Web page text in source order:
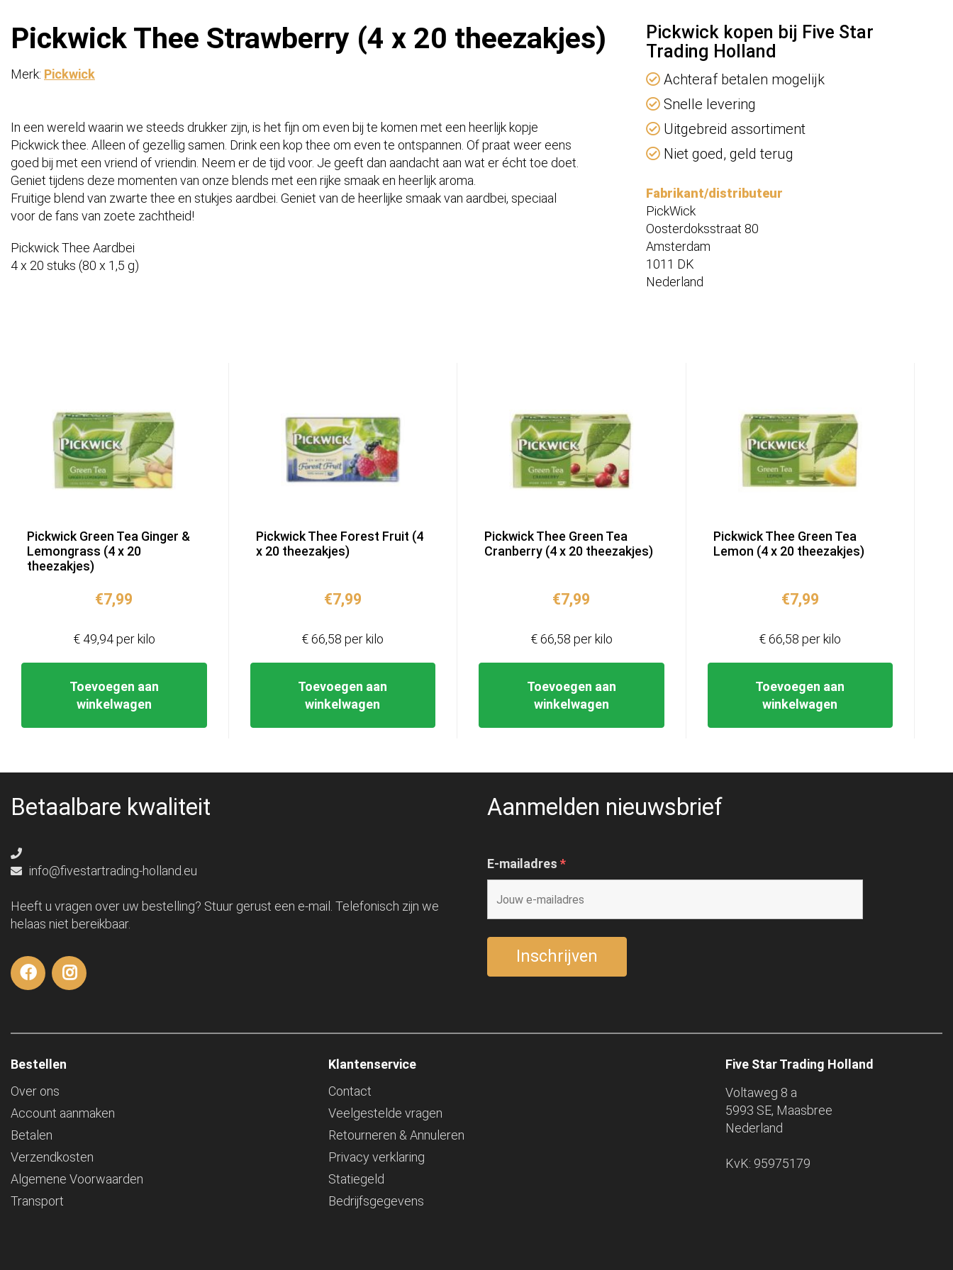
Pickwick Thee Strawberry (4 x 20 theezakjes)
Merk: Pickwick
In een wereld waarin we steeds drukker zijn, is het fijn om even bij te komen met een heerlijk kopje
Pickwick thee. Alleen of gezellig samen. Drink een kop thee om even te ontspannen. Of praat weer eens
goed bij met een vriend of vriendin. Neem er de tijd voor. Je geeft dan aandacht aan wat er écht toe doet.
Geniet tijdens deze momenten van onze blends met een rijke smaak en heerlijk aroma.
Fruitige blend van zwarte thee en stukjes aardbei. Geniet van de heerlijke smaak van aardbei, speciaal
voor de fans van zoete zachtheid!
Pickwick Thee Aardbei
4 x 20 stuks (80 x 1,5 g)
Pickwick kopen bij Five Star
Trading Holland
Achteraf betalen mogelijk
Snelle levering
Uitgebreid assortiment
Niet goed, geld terug
Fabrikant/distributeur
PickWick
Oosterdoksstraat 80
Amsterdam
1011 DK
Nederland
Pickwick Green Tea Ginger &
Lemongrass (4 x 20
theezakjes)
€7,99
Toevoegen aan
winkelwagen
€ 49,94 per kilo
Pickwick Thee Forest Fruit (4
x 20 theezakjes)
€7,99
Toevoegen aan
winkelwagen
€ 66,58 per kilo
Pickwick Thee Green Tea
Cranberry (4 x 20 theezakjes)
€7,99
Toevoegen aan
winkelwagen
€ 66,58 per kilo
Pickwick Thee Green Tea
Lemon (4 x 20 theezakjes)
€7,99
Toevoegen aan
winkelwagen
€ 66,58 per kilo
Betaalbare kwaliteit
info@fivestartrading-holland.eu
Heeft u vragen over uw bestelling? Stuur gerust een e-mail. Telefonisch zijn we
helaas niet bereikbaar.
Aanmelden nieuwsbrief
E-mailadres *
Bestellen
Over ons
Account aanmaken
Betalen
Verzendkosten
Algemene Voorwaarden
Transport
Klantenservice
Contact
Veelgestelde vragen
Retourneren & Annuleren
Privacy verklaring
Statiegeld
Bedrijfsgegevens
Five Star Trading Holland
Voltaweg 8 a
5993 SE, Maasbree
Nederland
KvK: 95975179